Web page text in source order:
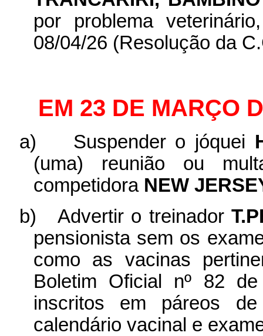
por problema
08/04/26 (Resolução da
EM 23 DE MARÇO
a) Suspender o jóquei
(uma) reunião ou
competidora NEW
b)
Advertir o treinador
pensionista sem os
como as vacinas
Boletim Oficial nº 82
inscritos em páreos
calendário vacinal e